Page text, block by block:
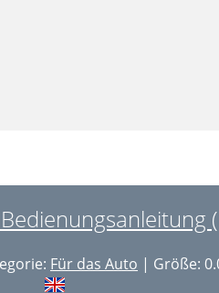
Für das Auto | Größe: